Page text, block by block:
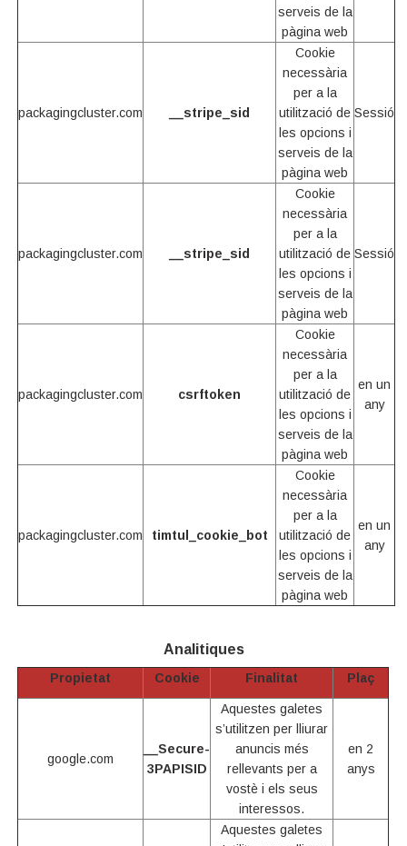
serveis de la
pàgina web
packagingcluster.com __stripe_sid
Cookie
necessària
per a la
utilització de
les opcions i
serveis de la
pàgina web
Sessió
packagingcluster.com __stripe_sid
Cookie
necessària
per a la
utilització de
les opcions i
serveis de la
pàgina web
Sessió
packagingcluster.com csrftoken
Cookie
necessària
per a la
utilització de
les opcions i
serveis de la
pàgina web
en un
any
packagingcluster.com timtul_cookie_bot
Cookie
necessària
per a la
utilització de
les opcions i
serveis de la
pàgina web
en un
any
Analitiques
Propietat Cookie Finalitat Plaç
google.com
__Secure-
3PAPISID
Aquestes galetes
s’utilitzen per lliurar
anuncis més
rellevants per a
vostè i els seus
interessos.
en 2
anys
Aquestes galetes